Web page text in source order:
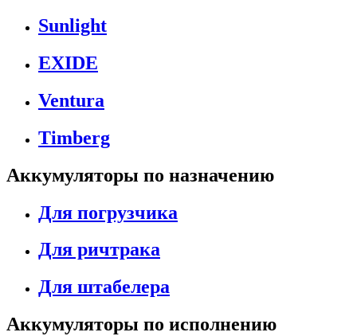
Sunlight
EXIDE
Ventura
Timberg
Аккумуляторы по назначению
Для погрузчика
Для ричтрака
Для штабелера
Аккумуляторы по исполнению